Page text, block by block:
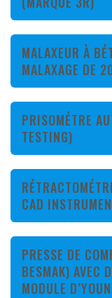
MALAXEUR À
MALAXAGE DE
PRISOMÉTRE
TESTING)
CAD
PRESSE DE
BESMAK) AVEC
MODULE